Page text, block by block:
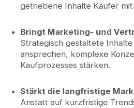
getriebene Inhalte Käufer
Bringt Marketing- und
Strategisch gestaltete
ansprechen, komplexe
Kaufprozesses stärken.
Stärkt die langfristige
Anstatt auf kurzfristige